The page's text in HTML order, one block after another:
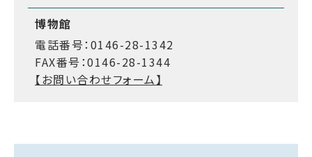
博物館
電話番号：0146-28-1342
FAX番号：0146-28-1344
【お問い合わせフォーム】